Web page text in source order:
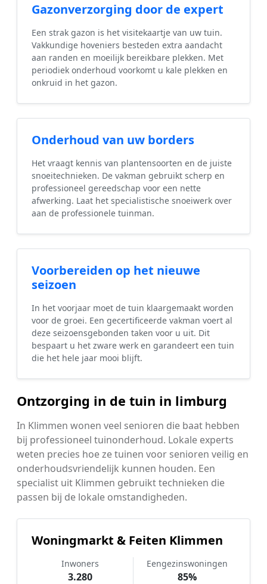
Gazonverzorging door de expert
Een strak gazon is het visitekaartje van uw tuin.
Vakkundige hoveniers besteden extra aandacht
aan randen en moeilijk bereikbare plekken. Met
periodiek onderhoud voorkomt u kale plekken en
onkruid in het gazon.
Onderhoud van uw borders
Het vraagt kennis van plantensoorten en de juiste
snoeitechnieken. De vakman gebruikt scherp en
professioneel gereedschap voor een nette
afwerking. Laat het specialistische snoeiwerk over
aan de professionele tuinman.
Voorbereiden op het nieuwe
seizoen
In het voorjaar moet de tuin klaargemaakt worden
voor de groei. Een gecertificeerde vakman voert al
deze seizoensgebonden taken voor u uit. Dit
bespaart u het zware werk en garandeert een tuin
die het hele jaar mooi blijft.
Ontzorging in de tuin in limburg
In Klimmen wonen veel senioren die baat hebben
bij professioneel tuinonderhoud. Lokale experts
weten precies hoe ze tuinen voor senioren veilig en
onderhoudsvriendelijk kunnen houden. Een
specialist uit Klimmen gebruikt technieken die
passen bij de lokale omstandigheden.
Woningmarkt & Feiten Klimmen
Inwoners
3.280
Eengezinswoningen
85%